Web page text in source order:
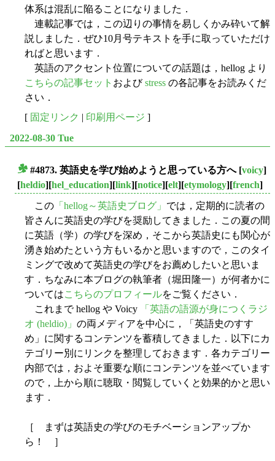
体系は混乱に陥ることになりました．
連載記事では，この辺りの事情を易しくかみ砕いて解
説しました．ぜひ10月号テキストを手に取っていただけ
ればと思います．
英語のアクセント位置についての話題は，hellog より
こちらの記事セット およびstress の各記事をお読みくだ
さい．
[ 固定リンク | 印刷用ページ ]
2022-08-30 Tue
#4873. 英語史を学び始めようと思っている方へ[voicy]
[heldio][hel_education][link][notice][elt][etymology][french]
この 「hellog～英語史ブログ」 では，定期的に読者の
皆さんに英語史の学びを奨励してきました．この夏の間
に英語（学）の学びを深め，そこから英語史にも関心が
湧き始めたという方もいるかと思いますので，このタイ
ミングで改めて英語史の学びをお薦めしたいと思いま
す．ちなみに本ブログの執筆者（堀田隆一）が何者かに
ついてはこちらのプロフィールをご覧ください．
これまで hellog や Voicy
「英語の語源が身につくラジ
オ (heldio)」 の両メディアを中心に，「英語史のすす
め」に関するコンテンツを蓄積してきました．以下にカ
テゴリー別にリンクを整理しておきます．各カテゴリー
内部では，およそ重要な順にコンテンツを並べています
ので，上から順に聴取・閲覧していくと効果的かと思い
ます．
［ まずは英語史の学びのモチベーションアップか
ら！ ］